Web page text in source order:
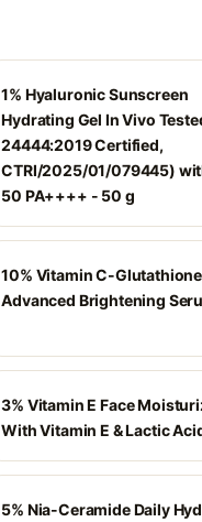
1% Hyaluronic Sunscreen
Hydrating Gel In Vivo
24444:2019 Certified,
CTRI/2025/01/079445)
50 PA++++ - 50 g
10% Vitamin C-Glutathione
Advanced Brightening
3% Vitamin E Face
With Vitamin E & Lactic
5% Nia-Ceramide Daily